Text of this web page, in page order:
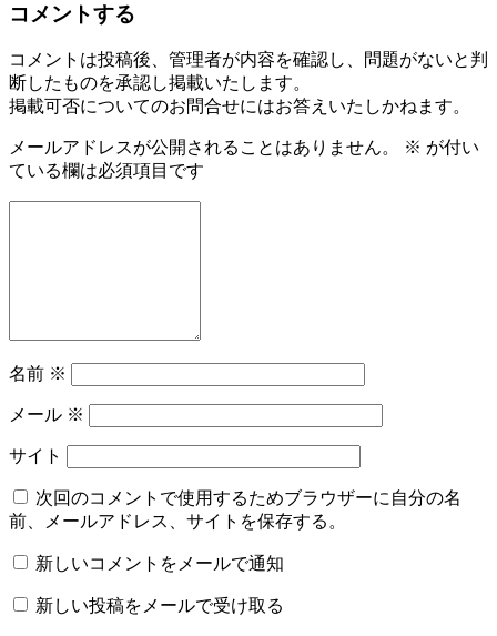
コメントする
コメントは投稿後、管理者が内容を確認し、問題がないと判
断したものを承認し掲載いたします。
掲載可否についてのお問合せにはお答えいたしかねます。
メールアドレスが公開されることはありません。 ※ が付い
ている欄は必須項目です
名前 ※
メール ※
サイト
次回のコメントで使用するためブラウザーに自分の名
前、メールアドレス、サイトを保存する。
新しいコメントをメールで通知
新しい投稿をメールで受け取る